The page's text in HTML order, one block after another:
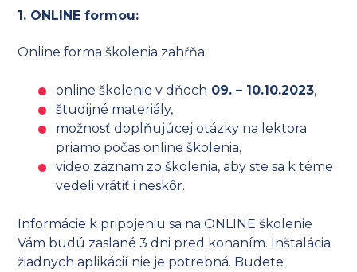
1. ONLINE formou:
Online forma školenia zahŕňa:
online školenie v dňoch 09. – 10.10.2023,
študijné materiály,
možnosť doplňujúcej otázky na lektora
priamo počas online školenia,
video záznam zo školenia, aby ste sa k téme
vedeli vrátiť i neskôr.
Informácie k pripojeniu sa na ONLINE školenie
Vám budú zaslané 3 dni pred konaním. Inštalácia
žiadnych aplikácií nie je potrebná. Budete